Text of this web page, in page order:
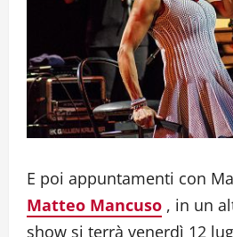
E poi appuntamenti con
Matteo Mancuso , in un
show si terrà venerdì 12